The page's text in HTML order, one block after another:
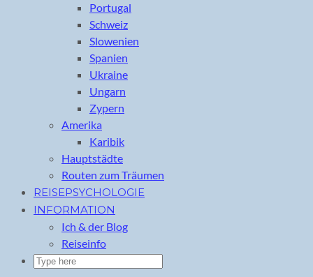
Portugal
Schweiz
Slowenien
Spanien
Ukraine
Ungarn
Zypern
Amerika
Karibik
Hauptstädte
Routen zum Träumen
REISEPSYCHOLOGIE
INFORMATION
Ich & der Blog
Reiseinfo